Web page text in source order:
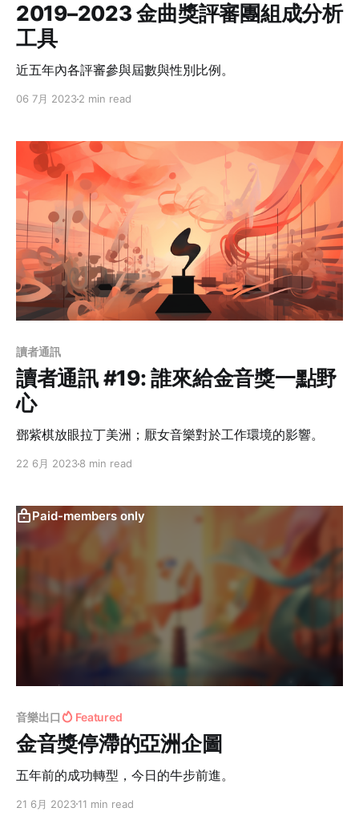
2019–2023 金曲獎評審團組成分析
工具
近五年內各評審參與屆數與性別比例。
06 7月 20232 min read
讀者通訊
讀者通訊 #19: 誰來給金音獎一點野
心
鄧紫棋放眼拉丁美洲；厭女音樂對於工作環境的影響。
22 6月 20238 min read
Paid-members only
音樂出口 Featured
金音獎停滯的亞洲企圖
五年前的成功轉型，今日的牛步前進。
21 6月 202311 min read